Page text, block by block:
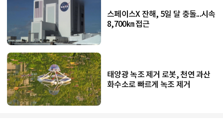
스페이스X 잔해, 5일 달 충돌...시속
8,700㎞ 접근
태양광 녹조 제거 로봇, 천연 과산
화수소로 빠르게 녹조 제거